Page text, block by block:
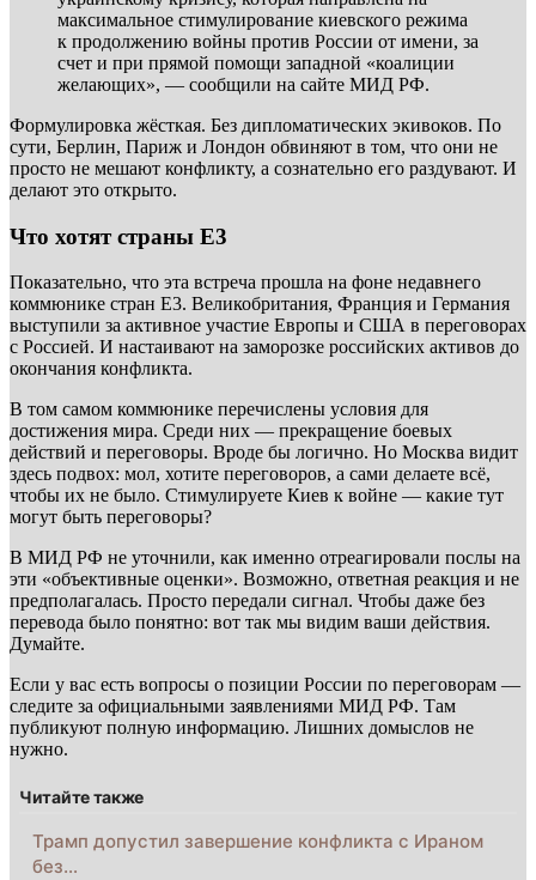
максимальное стимулирование киевского режима
к продолжению войны против России от имени, за
счет и при прямой помощи западной «коалиции
желающих», — сообщили на сайте МИД РФ.
Формулировка жёсткая. Без дипломатических экивоков. По
сути, Берлин, Париж и Лондон обвиняют в том, что они не
просто не мешают конфликту, а сознательно его раздувают. И
делают это открыто.
Что хотят страны Е3
Показательно, что эта встреча прошла на фоне недавнего
коммюнике стран Е3. Великобритания, Франция и Германия
выступили за активное участие Европы и США в переговорах
с Россией. И настаивают на заморозке российских активов до
окончания конфликта.
В том самом коммюнике перечислены условия для
достижения мира. Среди них — прекращение боевых
действий и переговоры. Вроде бы логично. Но Москва видит
здесь подвох: мол, хотите переговоров, а сами делаете всё,
чтобы их не было. Стимулируете Киев к войне — какие тут
могут быть переговоры?
В МИД РФ не уточнили, как именно отреагировали послы на
эти «объективные оценки». Возможно, ответная реакция и не
предполагалась. Просто передали сигнал. Чтобы даже без
перевода было понятно: вот так мы видим ваши действия.
Думайте.
Если у вас есть вопросы о позиции России по переговорам —
следите за официальными заявлениями МИД РФ. Там
публикуют полную информацию. Лишних домыслов не
нужно.
Читайте также
Трамп допустил завершение конфликта с Ираном
без…